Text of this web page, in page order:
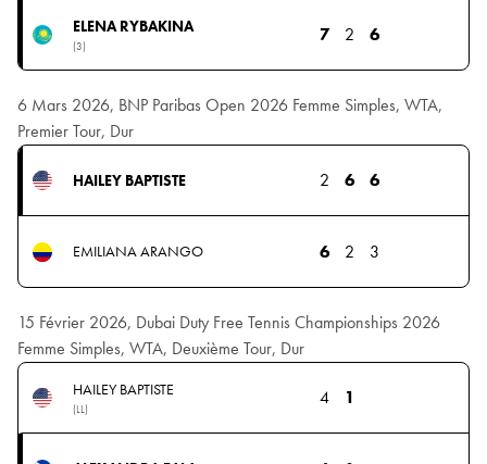
ELENA RYBAKINA
(3)
7 2 6
6 Mars 2026, BNP Paribas Open 2026 Femme Simples, WTA,
Premier Tour, Dur
HAILEY BAPTISTE 2 6 6
EMILIANA ARANGO 6 2 3
15 Février 2026, Dubai Duty Free Tennis Championships 2026
Femme Simples, WTA, Deuxième Tour, Dur
HAILEY BAPTISTE
(LL)
4 1